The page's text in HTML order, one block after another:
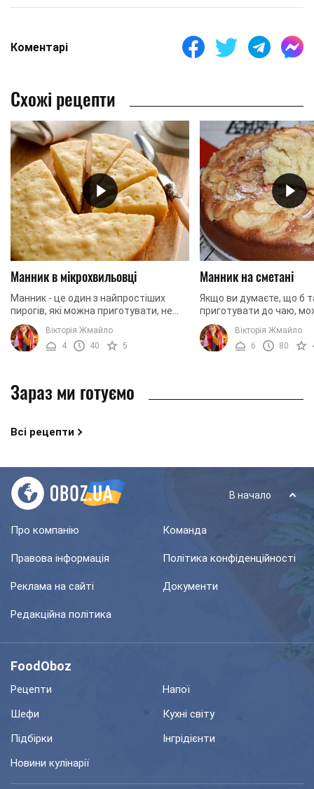
Коментарі
Схожі рецепти
Манник в мікрохвильовці
Манник - це один з найпростіших
пирогів, які можна приготувати, не
витрачаючи на це багато сил і часу. А
якщо ви хочете зробити страву ще
швидше, ...
Вікторія Жмайло
4
40 5
Манник на сметані
Якщо ви думаєте, що б
приготувати до чаю,
зупиниться на
смачного манника. Ця
всім страва готується ...
Вікторія Жмайло
6
80
Зараз ми готуємо
Всі рецепти
В начало
Про компанію Команда
Правова інформація Політика конфіденційності
Реклама на сайті Документи
Редакційна політика
FoodOboz
Рецепти
Напої
Шефи
Кухні світу
Підбірки
Інгрідієнти
Новини кулінарії